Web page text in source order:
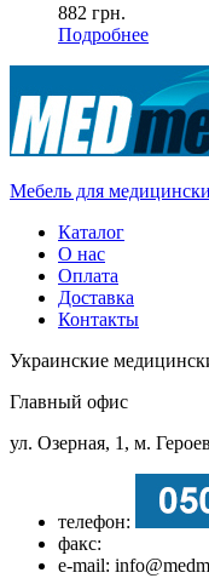
882 грн.
Подробнее
Мебель для
Каталог
О нас
Оплата
Доставка
Контакты
Украинские
Главный офис
ул. Озерная, 1, м.
телефон:
факс:
e-mail: